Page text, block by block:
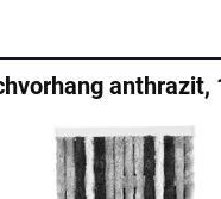
anthrazit,